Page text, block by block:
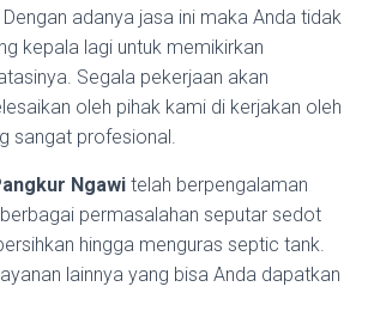
adanya jasa ini maka Anda tidak
kepala lagi untuk memikirkan
Segala pekerjaan akan
oleh pihak kami di kerjakan oleh
sangat profesional.
Ngawi telah berpengalaman
permasalahan seputar sedot
hingga menguras septic tank.
lainnya yang bisa Anda dapatkan